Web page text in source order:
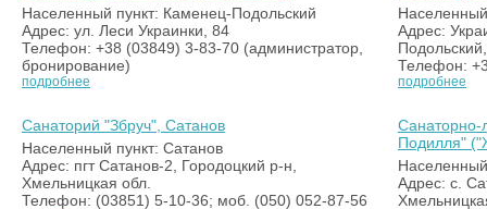
Населенный пункт: Каменец-Подольский
Адрес: ул. Леси Украинки, 84
Телефон: +38 (03849) 3-83-70 (администратор,
бронирование)
подробнее
Адрес:
Телефон:
подробнее
Санаторий "Збруч", Сатанов
Населенный пункт: Сатанов
Адрес: пгт Сатанов-2, Городоцкий р-н,
Хмельницкая обл.
Телефон: (03851) 5-10-36; моб. (050) 052-87-56
Санаторно-
Подилля"
Адрес: с.